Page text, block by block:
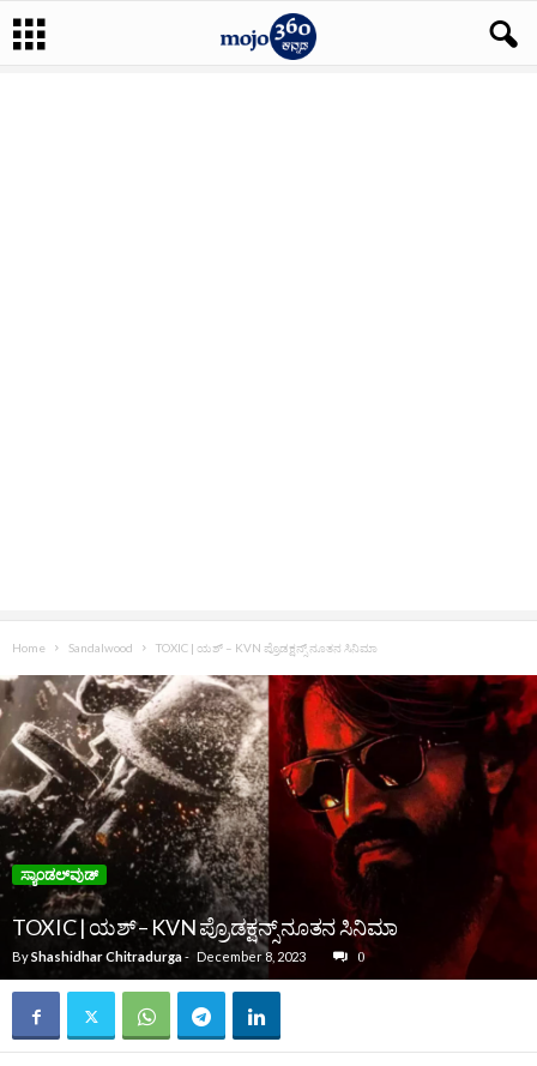
Home Sandalwood TOXIC | ಯಶ್‌ – KVN ಪ್ರೊಡಕ್ಷನ್ಸ್‌ ನೂತನ ಸಿನಿಮಾ
ಸ್ಯಾಂಡಲ್‌ವುಡ್‌
TOXIC | ಯಶ್‌ – KVN ಪ್ರೊಡಕ್ಷನ್ಸ್‌ ನೂತನ ಸಿನಿಮಾ
ByShashidhar Chitradurga- December 8, 2023 0